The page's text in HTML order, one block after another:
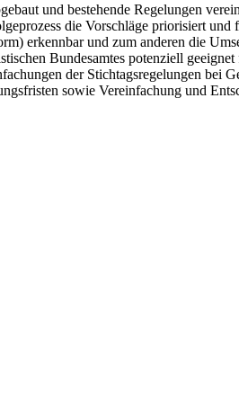
und bestehende Regelungen
die Vorschläge priorisiert
erkennbar und zum anderen die
Bundesamtes potenziell
der Stichtagsregelungen bei
sowie Vereinfachung und